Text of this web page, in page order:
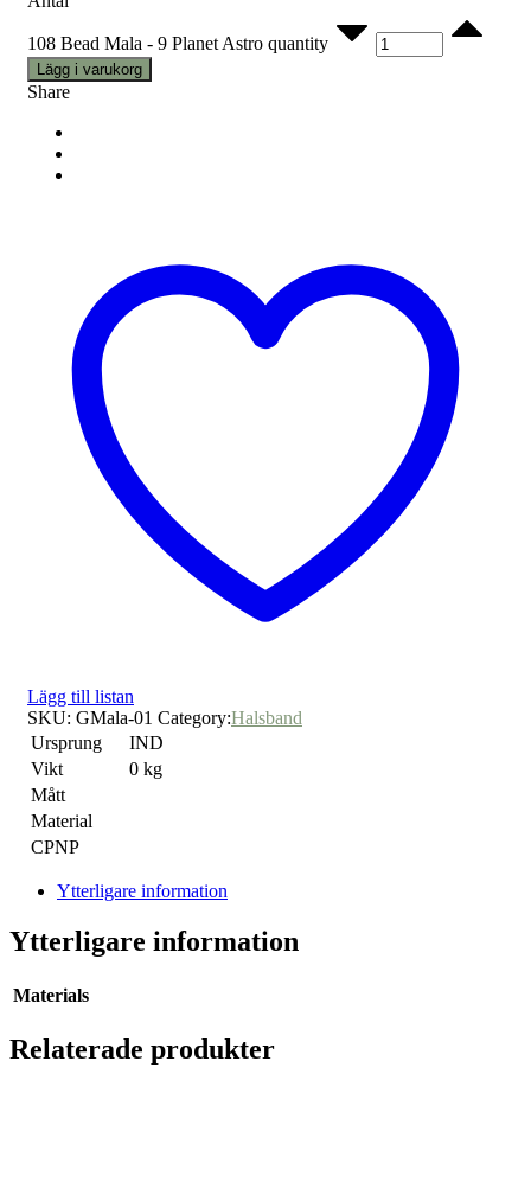
108 Bead Mala - 9 Planet Astro quantity
Lägg i varukorg
Share
Lägg till listan
SKU: GMala-01 Category:Halsband
Ursprung
IND
Vikt
0 kg
Mått
Material
CPNP
Ytterligare information
Ytterligare information
Materials
Relaterade produkter